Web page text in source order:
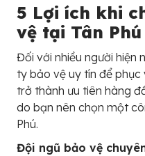
5 Lợi ích khi
vệ tại Tân Phú
Đối với nhiều người hiện
ty bảo vệ uy tín để phục
trở thành ưu tiên hàng
do bạn nên chọn một
Phú.
Đội ngũ bảo vệ